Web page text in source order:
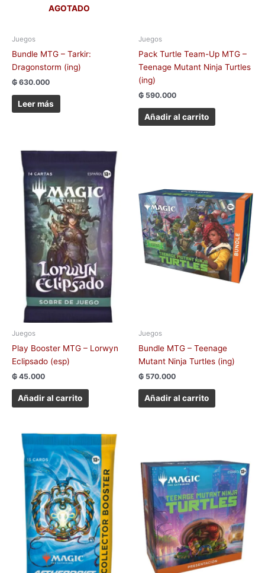
AGOTADO
Juegos
Bundle MTG – Tarkir:
Dragonstorm (ing)
₲ 630.000
Leer más
Juegos
Pack Turtle Team-Up MTG –
Teenage Mutant Ninja Turtles
(ing)
₲ 590.000
Añadir al carrito
Juegos
Play Booster MTG – Lorwyn
Eclipsado (esp)
₲ 45.000
Añadir al carrito
Juegos
Bundle MTG – Teenage
Mutant Ninja Turtles (ing)
₲ 570.000
Añadir al carrito